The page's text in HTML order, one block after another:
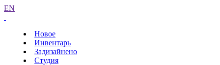
EN
Новое
Инвентарь
Задизайнено
Студия